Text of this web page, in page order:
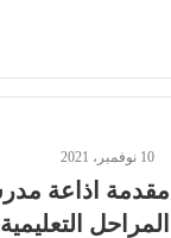
10 نوفمبر، 2021
مقدمة اذاعة
المراحل التعليمية 2022